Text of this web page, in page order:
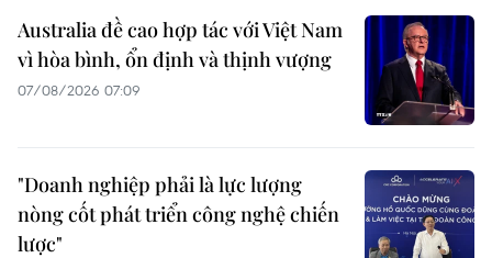
Australia đề cao hợp tác với Việt Nam
vì hòa bình, ổn định và thịnh vượng
07/08/2026 07:09
"Doanh nghiệp phải là lực lượng
nòng cốt phát triển công nghệ chiến
lược"